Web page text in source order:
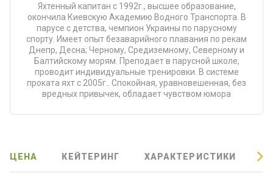
Яхтенный капитан с 1992г., высшее образование,
окончила Киевскую Академию Водного Транспорта. В
парусе с детства, чемпион Украины по парусному
спорту. Имеет опыт безаварийного плавания по рекам
Днепр, Десна; Черному, Средиземному, Северному и
Балтийскому морям. Преподает в парусной школе,
проводит индивидуальные тренировки. В системе
проката яхт с 2005г.. Спокойная, уравновешенная, без
вредных привычек, обладает чувством юмора
ЦЕНА КЕЙТЕРИНГ ХАРАКТЕРИСТИКИ
Развле
чения
Речные
прогулк
и
Контакт
ы